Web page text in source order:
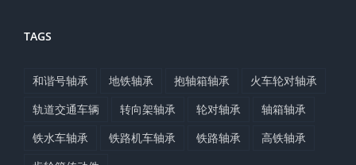
TAGS
和谐号轴承 地铁轴承 抱轴箱轴承
火车轮对轴承
轨道交通车辆
转向架轴承 轮对轴承
轴箱轴承
铁水车轴承
铁路机车轴承 铁路轴承
高铁轴承